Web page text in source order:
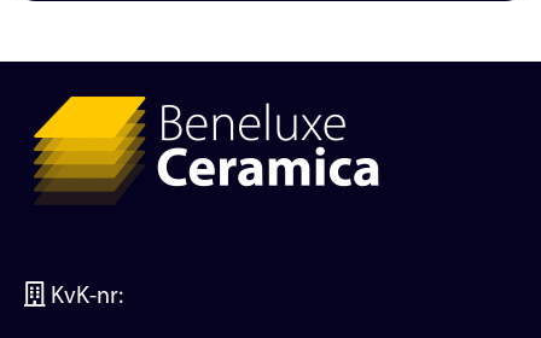
KvK-nr: